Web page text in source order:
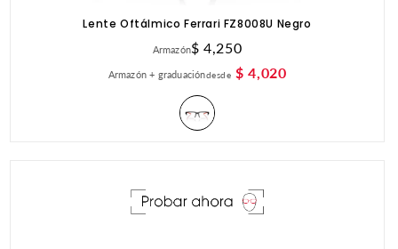
Lente Oftálmico Ferrari FZ8008U Negro
ArmazónPrecio
habitual
$ 4,250
Armazón + graduacióndesde $ 4,020